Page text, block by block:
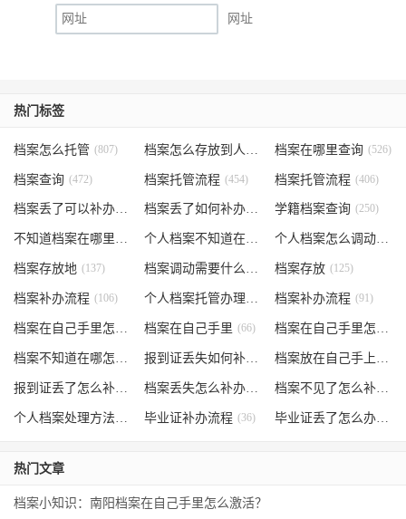
网址
热门标签
档案怎么托管 (807) (535)
档案在哪里查询 (526)
档案查询 (472) 档案托管流程 (454) 档案托管流程 (406)
档案丢了可以补办吗 (371) 档案丢了如何补办 学籍档案查询 (250)
不知道档案在哪里 个人档案不知道在哪儿 (191) 个人档案怎么调动
档案存放地 (137) 档案调动需要什么手续 (130)
档案存放 (125)
档案补办流程 (106) 个人档案托管办理流程 (102)
档案补办流程 (91)
档案在自己手里怎么办 (85)
档案在自己手里 (66) 档案在自己手里怎么处理
档案不知道在哪怎么办 (62) 报到证丢失如何补办 (54) 档案放在自己手上
报到证丢了怎么补办 (52) 档案丢失怎么补办 档案不见了怎么补办
个人档案处理方法 毕业证补办流程 (36) 毕业证丢了怎么办
热门文章
档案小知识：南阳档案在自己手里怎么激活？